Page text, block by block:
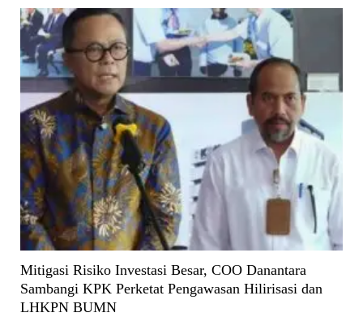
Mitigasi Risiko Investasi Besar, COO Danantara
Sambangi KPK Perketat Pengawasan Hilirisasi dan
LHKPN BUMN